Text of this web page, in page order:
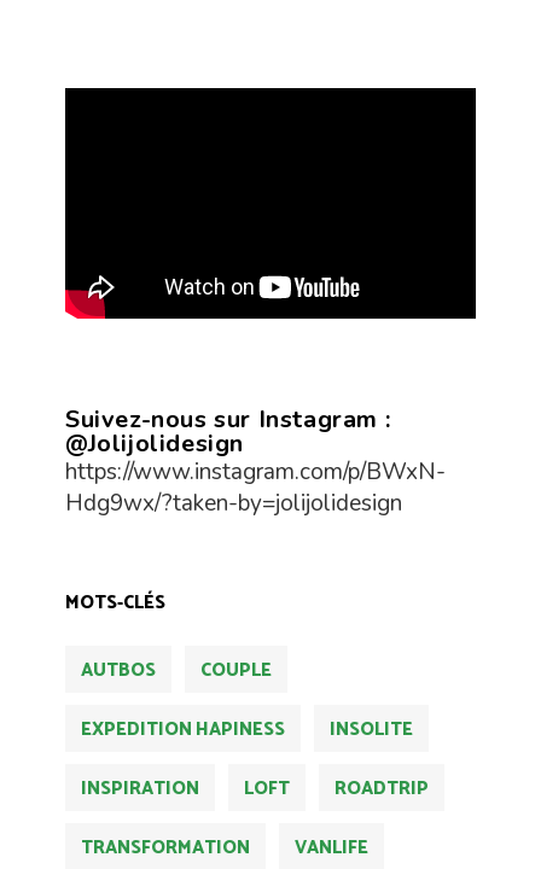
Suivez-nous sur Instagram :
@Jolijolidesign
https://www.instagram.com/p/BWxN-
Hdg9wx/?taken-by=jolijolidesign
MOTS-CLÉS
AUTBOS
COUPLE
EXPEDITION HAPINESS
INSOLITE
INSPIRATION
LOFT
ROADTRIP
TRANSFORMATION
VANLIFE